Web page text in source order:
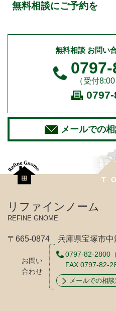
無料相談にご予約を
無料相談 お問い
（受付
メールでの
リファインノーム
REFINE GNOME
〒665-0874 兵庫県宝塚市中
お問い
合わせ
0797-82-2800
FAX:0797-82-
メールでの相